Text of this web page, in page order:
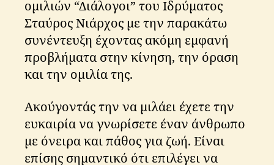
ομιλιών “Διάλογοι” του Ιδρύματος
Σταύρος Νιάρχος με την παρακάτω
συνέντευξη έχοντας ακόμη εμφανή
προβλήματα στην κίνηση, την όραση
και την ομιλία της.
Ακούγοντάς την να μιλάει έχετε την
ευκαιρία να γνωρίσετε έναν άνθρωπο
με όνειρα και πάθος για ζωή. Είναι
επίσης σημαντικό ότι επιλέγει να